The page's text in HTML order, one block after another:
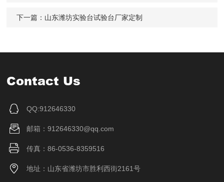
下一篇： 山东潍坊实验台试验台厂家定制
Contact Us
QQ:912646330
邮箱：912646330@qq.com
传真：86-0536-8359516
地址：山东省潍坊市胜利西街2161号